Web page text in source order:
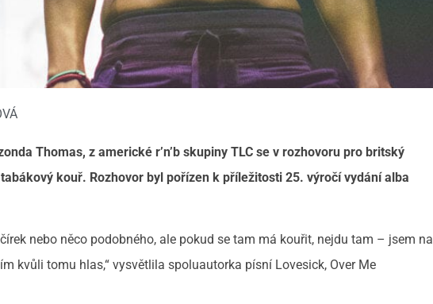
Thomas, z americké r’n’b skupiny TLC se v rozhovoru pro britský
kouř. Rozhovor byl pořízen k příležitosti 25. výročí vydání alba
nebo něco podobného, ale pokud se tam má kouřit, nejdu tam – jsem na
kvůli tomu hlas,“ vysvětlila spoluautorka písní Lovesick, Over Me